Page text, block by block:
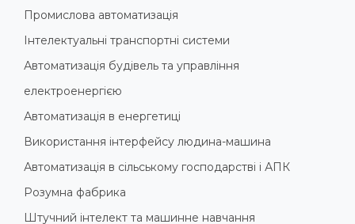
Промислова автоматизація
Інтелектуальні транспортні системи
Автоматизація будівель та управління
електроенергією
Автоматизація в енергетиці
Використання інтерфейсу людина-машина
Автоматизація в сільському господарстві і АПК
Розумна фабрика
Штучний інтелект та машинне навчання